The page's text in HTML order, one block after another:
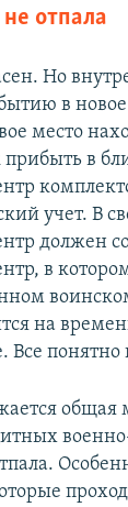
отпала
Но
в
место
прибыть в
учет. В
должен
в
на
Все понятно